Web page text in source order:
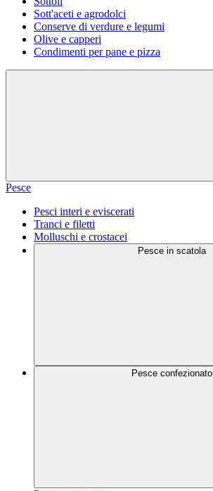
Sott'aceti e agrodolci
Conserve di verdure e legumi
Olive e capperi
Condimenti per pane e pizza
Pesce
Pesci interi e eviscerati
Tranci e filetti
Molluschi e crostacei
Pesce in scatola
Pesce confezionato